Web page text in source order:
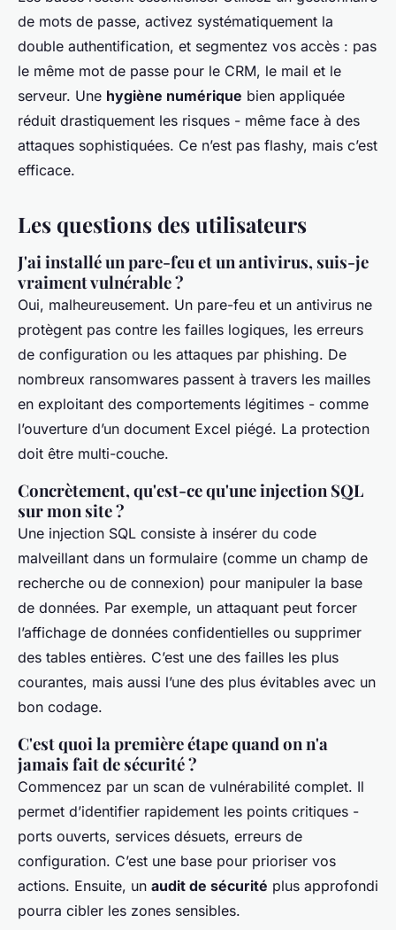
de mots de passe, activez systématiquement la
double authentification, et segmentez vos accès : pas
le même mot de passe pour le CRM, le mail et le
serveur. Une hygiène numérique bien appliquée
réduit drastiquement les risques - même face à des
attaques sophistiquées. Ce n’est pas flashy, mais c’est
efficace.
Les questions des utilisateurs
J'ai installé un pare-feu et un antivirus, suis-je
vraiment vulnérable ?
Oui, malheureusement. Un pare-feu et un antivirus ne
protègent pas contre les failles logiques, les erreurs
de configuration ou les attaques par phishing. De
nombreux ransomwares passent à travers les mailles
en exploitant des comportements légitimes - comme
l’ouverture d’un document Excel piégé. La protection
doit être multi-couche.
Concrètement, qu'est-ce qu'une injection SQL
sur mon site ?
Une injection SQL consiste à insérer du code
malveillant dans un formulaire (comme un champ de
recherche ou de connexion) pour manipuler la base
de données. Par exemple, un attaquant peut forcer
l’affichage de données confidentielles ou supprimer
des tables entières. C’est une des failles les plus
courantes, mais aussi l’une des plus évitables avec un
bon codage.
C'est quoi la première étape quand on n'a
jamais fait de sécurité ?
Commencez par un scan de vulnérabilité complet. Il
permet d’identifier rapidement les points critiques -
ports ouverts, services désuets, erreurs de
configuration. C’est une base pour prioriser vos
actions. Ensuite, un audit de sécurité plus approfondi
pourra cibler les zones sensibles.